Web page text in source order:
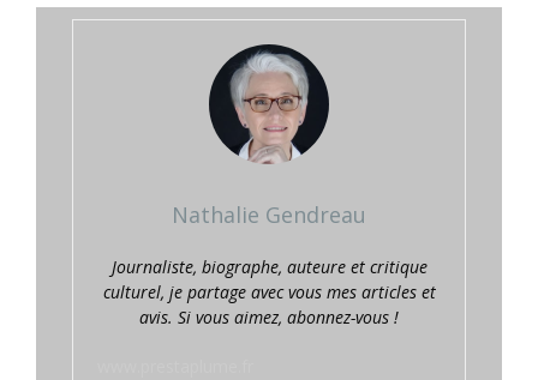
Nathalie Gendreau
Journaliste, biographe, auteure et critique
culturel, je partage avec vous mes articles et
avis. Si vous aimez, abonnez-vous !